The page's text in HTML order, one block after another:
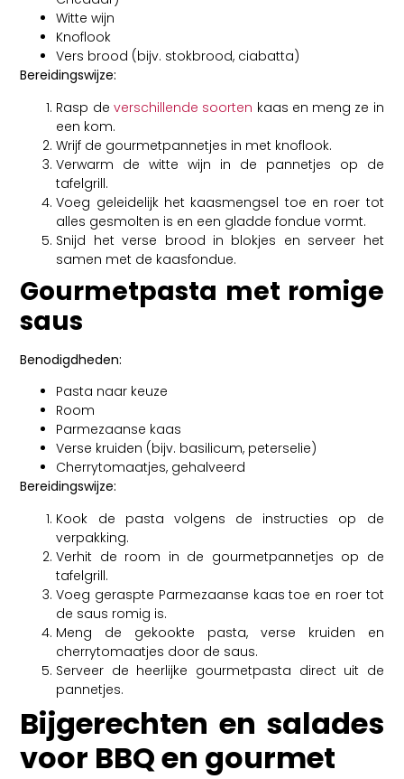
Witte wijn
Knoflook
Vers brood (bijv. stokbrood, ciabatta)
Bereidingswijze:
Rasp de verschillende soorten kaas en meng ze in
een kom.
Wrijf de gourmetpannetjes in met knoflook.
Verwarm de witte wijn in de pannetjes op de
tafelgrill.
Voeg geleidelijk het kaasmengsel toe en roer tot
alles gesmolten is en een gladde fondue vormt.
Snijd het verse brood in blokjes en serveer het
samen met de kaasfondue.
Gourmetpasta met romige
saus
Benodigdheden:
Pasta naar keuze
Room
Parmezaanse kaas
Verse kruiden (bijv. basilicum, peterselie)
Cherrytomaatjes, gehalveerd
Bereidingswijze:
Kook de pasta volgens de instructies op de
verpakking.
Verhit de room in de gourmetpannetjes op de
tafelgrill.
Voeg geraspte Parmezaanse kaas toe en roer tot
de saus romig is.
Meng de gekookte pasta, verse kruiden en
cherrytomaatjes door de saus.
Serveer de heerlijke gourmetpasta direct uit de
pannetjes.
Bijgerechten en salades
voor BBQ en gourmet